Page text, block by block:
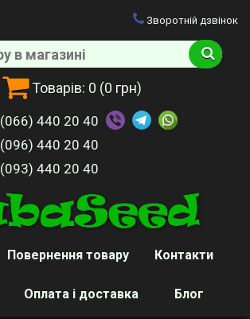
Товарів: 0 (0 грн)
Зворотній дзвінок
(066) 440 20 40
(096) 440 20 40
(093) 440 20 40
Повернення товару Контакти
Оплата і доставка Блог